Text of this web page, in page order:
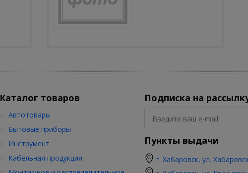
Каталог товаров
Автотовары
Бытовые приборы
Инструмент
Кабельная продукция
Подписка на
Пункты выдачи
г. Хабаровск, ул.